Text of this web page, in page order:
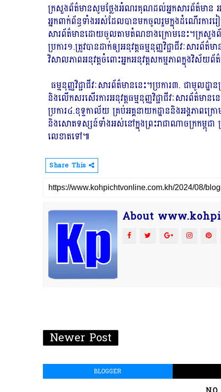
ក្រសួងព័ត៌មានសូមថ្លែងអំណរគុណដល់អ្នកសារព័ត៌មាន អ
អ្នកពាក់ព័ន្ធទាំងអស់ដែលបានមកចូលរួមក្នុងដំណើរការរ
សារព័ត៌មានដោយចូលតាមតំណខាងក្រោមនេះ។ក្រសួងព័ត៌ម
ប្រការ១.ត្រូវបានដាក់ឲ្យអនុវត្តធម្មនុញ្ញវិជ្ជាជីវៈសារព័
វិសាលភាពអនុវត្តចំពោះអ្នកអនុវត្តសកម្មភាពក្នុងវិស័
ធម្មនុញ្ញវិជ្ជាជីវៈសារព័ត៌មាននេះ។ប្រការ៣. ជាមូលដ្ឋ
និងលើកសរសើរការអនុវត្តធម្មនុញ្ញវិជ្ជាជីវៈសារព័ត៌
ប្រការ៤.ខុទ្ទកាល័យ គ្រប់អគ្គនាយកដ្ឋាននិងអង្គភាពក្
និងសោតទស្សន៍ទាំងអស់នៅក្នុងព្រះរាជាណាចក្រកម្ពុជា ត្
លេខាតទៅ៕
Share This
About
Newer Post
BLOGGER